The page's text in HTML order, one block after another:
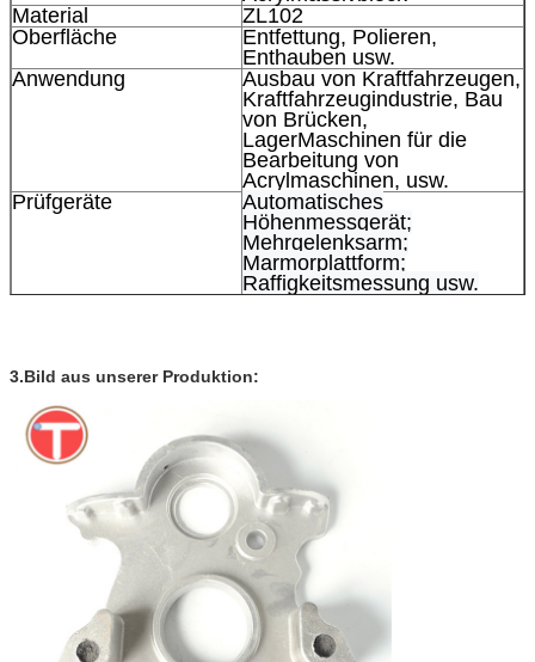
Material
ZL102
Oberfläche
Entfettung, Polieren,
Enthauben usw.
Anwendung
Ausbau von Kraftfahrzeugen,
Kraftfahrzeugindustrie, Bau
von Brücken,
LagerMaschinen für die
Bearbeitung von
Acrylmaschinen, usw.
Prüfgeräte
Automatisches
Höhenmessgerät;
Mehrgelenksarm;
Marmorplattform;
Raffigkeitsmessung usw.
Holzpalette oder nach Bedarf
Oberflächenbehandlung
Zinkplattierung,
Silberplattierung,
Goldplattierung, Oxidierung,
Sandstrahlen, Bürsten und
Polieren von
mechanische Teile.
Schleifmaschinen und
Schleifmaschinen für die
Herstellung oder
Verarbeitung von
Spinnstoffen
3.Bild aus unserer Produktion: